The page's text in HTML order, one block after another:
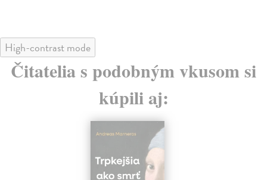
High-contrast mode
Čitatelia s podobným vkusom si
kúpili aj: